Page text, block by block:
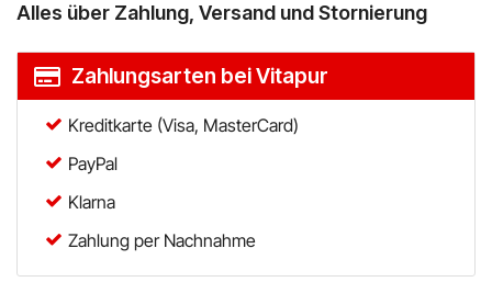
Alles über Zahlung, Versand und Stornierung
Zahlungsarten bei Vitapur
Kreditkarte (Visa, MasterCard)
PayPal
Klarna
Zahlung per Nachnahme